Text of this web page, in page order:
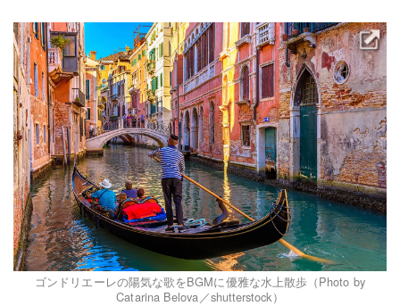
ゴンドリエーレの陽気な歌をBGMに優雅な水上散歩（Photo by
Catarina Belova／shutterstock）